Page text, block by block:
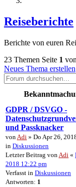
Reiseberichte
Berichte von euren
23 Themen Seite 1 von
Neues Thema erstellen
GDPR / DSVGO -
und Passknacker
von Adi » Do Apr 26,
in Diskussionen
Letzter Beitrag von Adi «
2018 12:22 pm
Verfasst in Diskussionen
Antworten: 1